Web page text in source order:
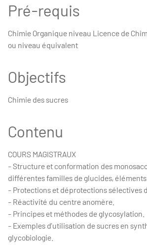
Pré-requis
Chimie Organique niveau Licence de
ou niveau équivalent
Objectifs
Chimie des sucres
Contenu
COURS MAGISTRAUX
- Structure et conformation des
différentes familles de glucides,
- Protections et déprotections sélectives
- Réactivité du centre anomère.
- Principes et méthodes de glycosylation.
- Exemples d’utilisation de sucres en
glycobiologie.